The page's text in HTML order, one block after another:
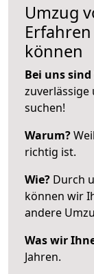
Umzug
können
Bei uns
suchen!
Warum?
richtig ist.
Wie? Durch
können wir
andere
Was wir
Jahren.